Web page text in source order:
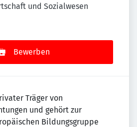
und Sozialwesen
Bewerben
Träger von
und gehört zur
Bildungsgruppe